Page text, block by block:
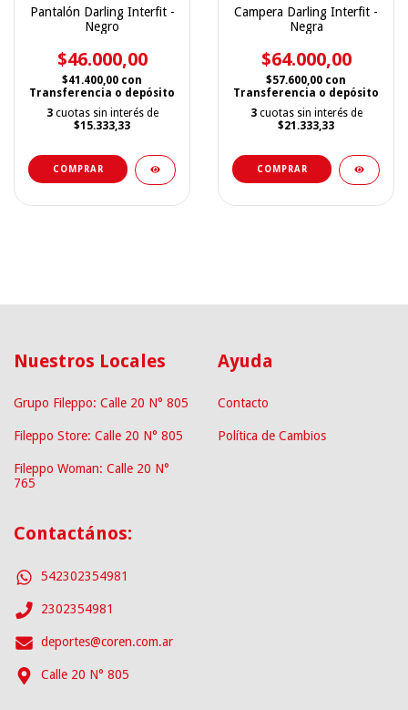
Pantalón Darling Interfit -
Negro
$46.000,00
$41.400,00 con
Transferencia o depósito
3 cuotas sin interés de
$15.333,33
COMPRAR
Campera Darling Interfit -
Negra
$64.000,00
$57.600,00 con
Transferencia o depósito
3 cuotas sin interés de
$21.333,33
COMPRAR
Nuestros Locales
Grupo Fileppo: Calle 20 N° 805
Fileppo Store: Calle 20 N° 805
Fileppo Woman: Calle 20 N°
765
Ayuda
Contacto
Política de Cambios
Contactános:
542302354981
2302354981
deportes@coren.com.ar
Calle 20 N° 805